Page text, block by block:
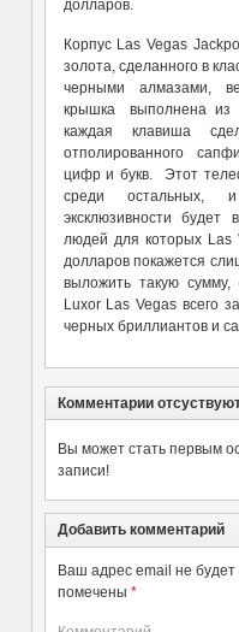
долларов.
Корпус Las Vegas
золота, сделанного в
черными алмазами,
крышка выполнена из
каждая клавиша
отполированного
цифр и букв. Этот
среди остальных,
эксклюзивности
людей для которых Las
долларов покажется
выложить такую
Luxor Las Vegas всего
черных бриллиантов и
Комментарии
Вы может стать первым
записи!
Добавить комментарий
Ваш адрес email не будет
помечены *